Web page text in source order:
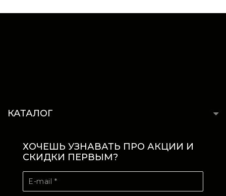
КАТАЛОГ
ХОЧЕШЬ УЗНАВАТЬ ПРО АКЦИИ И
СКИДКИ ПЕРВЫМ?